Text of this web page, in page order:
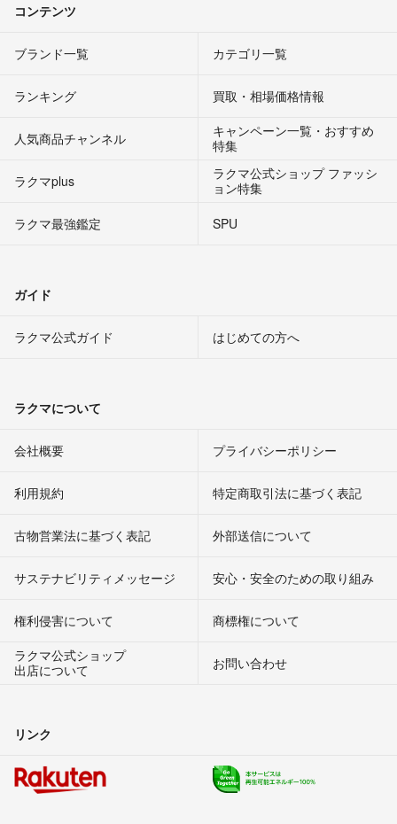
コンテンツ
ブランド一覧 カテゴリ一覧
ランキング 買取・相場価格情報
人気商品チャンネル
キャンペーン一覧・おすすめ
特集
ラクマplus
ラクマ公式ショップ ファッシ
ョン特集
ラクマ最強鑑定
SPU
ガイド
ラクマ公式ガイド はじめての方へ
ラクマについて
会社概要 プライバシーポリシー
利用規約 特定商取引法に基づく表記
古物営業法に基づく表記 外部送信について
サステナビリティメッセージ 安心・安全のための取り組み
権利侵害について
商標権について
ラクマ公式ショップ
出店について
お問い合わせ
リンク